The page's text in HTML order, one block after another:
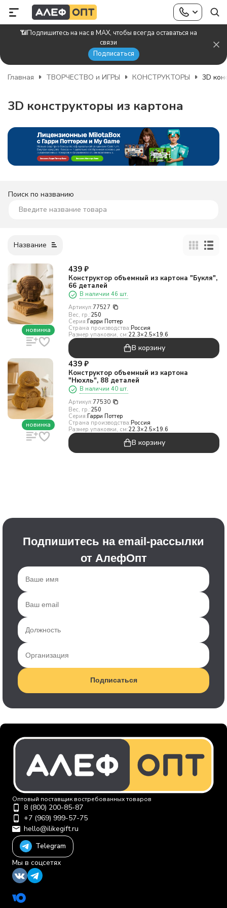
📶Подпишитесь на нас в MAX, чтобы всегда оставаться на
связи
Подписаться
Главная ТВОРЧЕСТВО и ИГРЫ КОНСТРУКТОРЫ 3D
3D конструкторы из картона
Поиск по названию
Название
новинка
439 ₽
Конструктор объемный из картона "Букля",
66 деталей
В наличии 46 шт.
Артикул:77527
Вес, гр.:250
Серия:Гарри Поттер
Страна производства:Россия
Размер упаковки, см:22.3×2.5×19.6
В корзину
новинка
439 ₽
Конструктор объемный из картона
"Нюхль", 88 деталей
В наличии 40 шт.
Артикул:77530
Вес, гр.:250
Серия:Гарри Поттер
Страна производства:Россия
Размер упаковки, см:22.3×2.5×19.6
В корзину
Подпишитесь на email-рассылки
от АлефОпт
Подписаться
Оптовый поставщик востребованных товаров
8 (800) 200-85-87
+7 (969) 999-57-75
hello@ilikegift.ru
Telegram
Мы в соцсетях